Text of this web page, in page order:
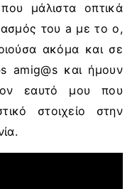
μάλιστα οπτικά
του a με το o,
ακόμα και σε
amig@s και ήμουν
εαυτό μου που
στοιχείο στην